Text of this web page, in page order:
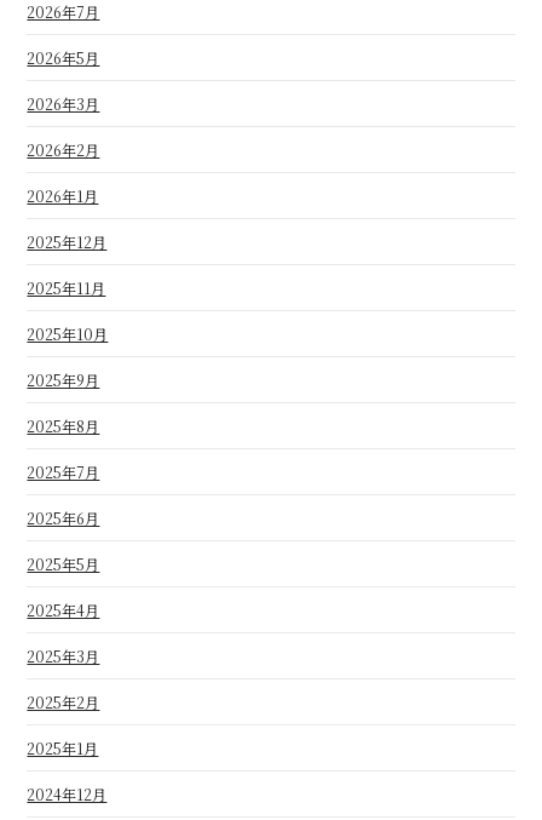
2026年7月
2026年5月
2026年3月
2026年2月
2026年1月
2025年12月
2025年11月
2025年10月
2025年9月
2025年8月
2025年7月
2025年6月
2025年5月
2025年4月
2025年3月
2025年2月
2025年1月
2024年12月